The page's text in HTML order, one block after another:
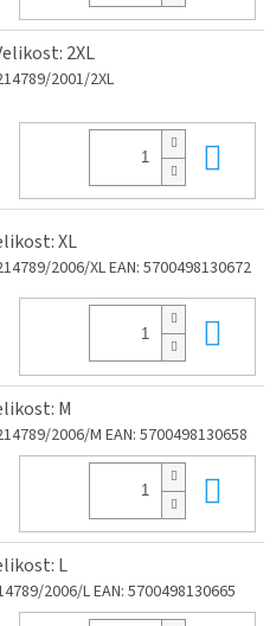
2XL
2001/2XL
XL
2006/XLEAN: 5700498130672
M
2006/M EAN: 5700498130658
L
2006/LEAN: 5700498130665